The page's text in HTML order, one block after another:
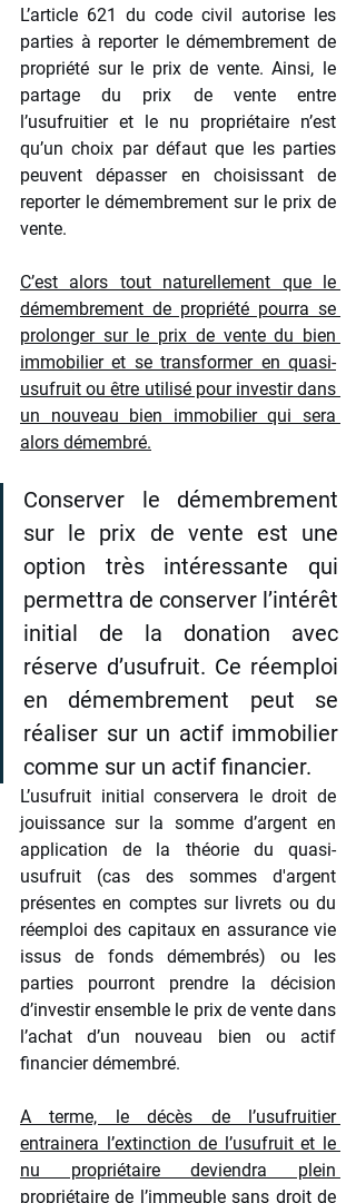
L’article 621 du code civil autorise les
parties à reporter le démembrement de
propriété sur le prix de vente. Ainsi, le
partage du prix de vente entre
l’usufruitier et le nu propriétaire n’est
qu’un choix par défaut que les parties
peuvent dépasser en choisissant de
reporter le démembrement sur le prix de
vente.
C’est alors tout naturellement que le
démembrement de propriété pourra se
prolonger sur le prix de vente du bien
immobilier et se transformer en quasi-
usufruit ou être utilisé pour investir dans
un nouveau bien immobilier qui sera
alors démembré.
Conserver le démembrement
sur le prix de vente est une
option très intéressante qui
permettra de conserver l’intérêt
initial de la donation avec
réserve d’usufruit. Ce réemploi
en démembrement peut se
réaliser sur un actif immobilier
comme sur un actif financier.
L’usufruit initial conservera le droit de
jouissance sur la somme d’argent en
application de la théorie du quasi-
usufruit (cas des sommes d'argent
présentes en comptes sur livrets ou du
réemploi des capitaux en assurance vie
issus de fonds démembrés) ou les
parties pourront prendre la décision
d’investir ensemble le prix de vente dans
l’achat d’un nouveau bien ou actif
financier démembré.
A terme, le décès de l’usufruitier
entrainera l’extinction de l’usufruit et le
nu propriétaire deviendra plein
propriétaire de l’immeuble sans droit de